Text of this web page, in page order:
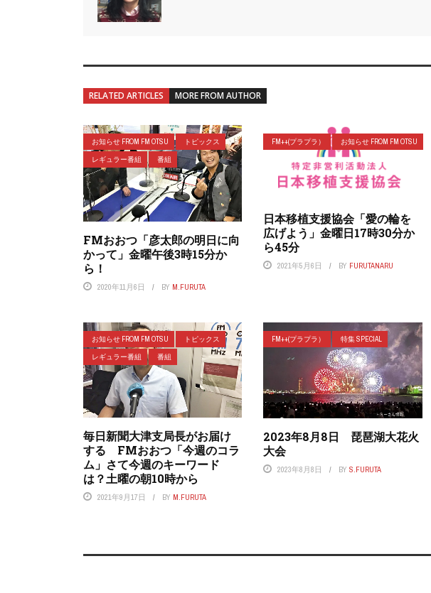
RELATED ARTICLES MORE FROM AUTHOR
お知らせ FROM FM OTSU
トピックス
レギュラー番組
番組
FMおおつ「彦太郎の明日に向
かって」金曜午後3時15分か
ら！
2020年11月6日 BY M.FURUTA
FM++(プラプラ） お知らせ FROM FM OTSU
日本移植支援協会「愛の輪を
広げよう」金曜日17時30分か
ら45分
2021年5月6日 BY FURUTANARU
お知らせ FROM FM OTSU
トピックス
レギュラー番組
番組
毎日新聞大津支局長がお届け
する FMおおつ「今週のコラ
ム」さて今週のキーワード
は？土曜の朝10時から
2021年9月17日 BY M.FURUTA
FM++(プラプラ） 特集 SPECIAL
2023年8月8日 琵琶湖大花火
大会
2023年8月8日 BYS.FURUTA